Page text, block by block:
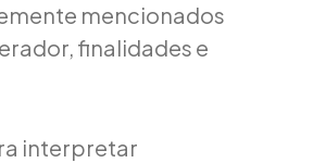
mencionados
finalidades e
interpretar